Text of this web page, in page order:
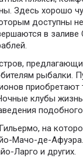
Здесь хорошо
доступны
в
рыбалки.
клубы
на
Мачо-де-
Ларго и других.